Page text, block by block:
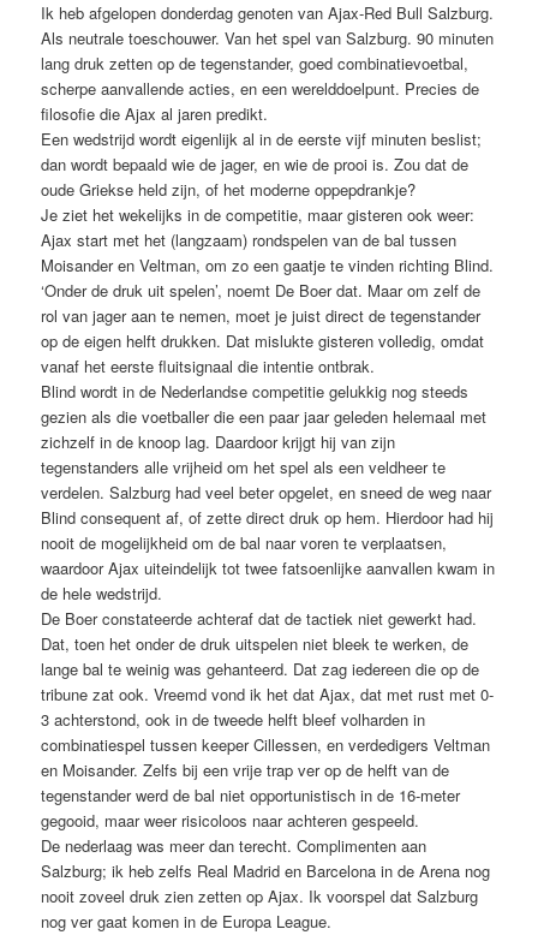
Ik heb afgelopen donderdag genoten van Ajax-Red Bull Salzburg.
Als neutrale toeschouwer. Van het spel van Salzburg. 90 minuten
lang druk zetten op de tegenstander, goed combinatievoetbal,
scherpe aanvallende acties, en een werelddoelpunt. Precies de
filosofie die Ajax al jaren predikt.
Een wedstrijd wordt eigenlijk al in de eerste vijf minuten beslist;
dan wordt bepaald wie de jager, en wie de prooi is. Zou dat de
oude Griekse held zijn, of het moderne oppepdrankje?
Je ziet het wekelijks in de competitie, maar gisteren ook weer:
Ajax start met het (langzaam) rondspelen van de bal tussen
Moisander en Veltman, om zo een gaatje te vinden richting Blind.
‘Onder de druk uit spelen’, noemt De Boer dat. Maar om zelf de
rol van jager aan te nemen, moet je juist direct de tegenstander
op de eigen helft drukken. Dat mislukte gisteren volledig, omdat
vanaf het eerste fluitsignaal die intentie ontbrak.
Blind wordt in de Nederlandse competitie gelukkig nog steeds
gezien als die voetballer die een paar jaar geleden helemaal met
zichzelf in de knoop lag. Daardoor krijgt hij van zijn
tegenstanders alle vrijheid om het spel als een veldheer te
verdelen. Salzburg had veel beter opgelet, en sneed de weg naar
Blind consequent af, of zette direct druk op hem. Hierdoor had hij
nooit de mogelijkheid om de bal naar voren te verplaatsen,
waardoor Ajax uiteindelijk tot twee fatsoenlijke aanvallen kwam in
de hele wedstrijd.
De Boer constateerde achteraf dat de tactiek niet gewerkt had.
Dat, toen het onder de druk uitspelen niet bleek te werken, de
lange bal te weinig was gehanteerd. Dat zag iedereen die op de
tribune zat ook. Vreemd vond ik het dat Ajax, dat met rust met 0-
3 achterstond, ook in de tweede helft bleef volharden in
combinatiespel tussen keeper Cillessen, en verdedigers Veltman
en Moisander. Zelfs bij een vrije trap ver op de helft van de
tegenstander werd de bal niet opportunistisch in de 16-meter
gegooid, maar weer risicoloos naar achteren gespeeld.
De nederlaag was meer dan terecht. Complimenten aan
Salzburg; ik heb zelfs Real Madrid en Barcelona in de Arena nog
nooit zoveel druk zien zetten op Ajax. Ik voorspel dat Salzburg
nog ver gaat komen in de Europa League.